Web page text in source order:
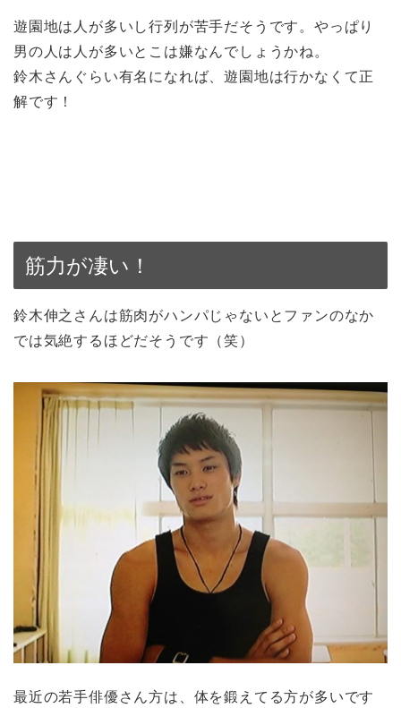
遊園地は人が多いし行列が苦手だそうです。やっぱり
男の人は人が多いとこは嫌なんでしょうかね。
鈴木さんぐらい有名になれば、遊園地は行かなくて正
解です！
筋力が凄い！
鈴木伸之さんは筋肉がハンパじゃないとファンのなか
では気絶するほどだそうです（笑）
最近の若手俳優さん方は、体を鍛えてる方が多いです